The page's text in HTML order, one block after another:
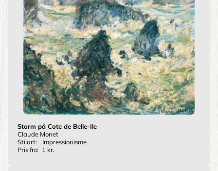
Storm på Cote de Belle-Ile
Claude Monet
Stilart:
Impressionisme
Pris fra
1 kr.